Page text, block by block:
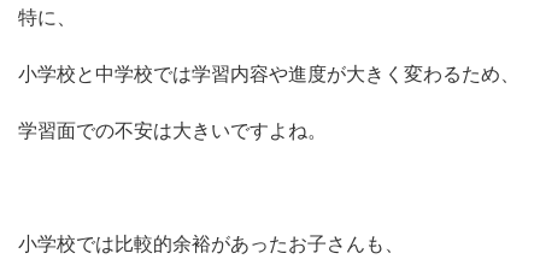
特に、
小学校と中学校では学習内容や進度が大きく変わるため、
学習面での不安は大きいですよね。
小学校では比較的余裕があったお子さんも、